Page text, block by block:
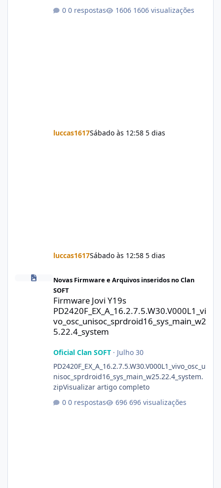
0 respostas
1606 visualizações
luccas1617Sábado às 12:58 5 dias
luccas1617Sábado às 12:58 5 dias
Novas Firmware e Arquivos inseridos no Clan
SOFT
Firmware Jovi Y19s
PD2420F_EX_A_16.2.7.5.W30.V000L1_vi
vo_osc_unisoc_sprdroid16_sys_main_w2
5.22.4_system
Oficial Clan SOFT· Julho 30
PD2420F_EX_A_16.2.7.5.W30.V000L1_vivo_osc_u
nisoc_sprdroid16_sys_main_w25.22.4_system.
zipVisualizar artigo completo
0 respostas
696 visualizações